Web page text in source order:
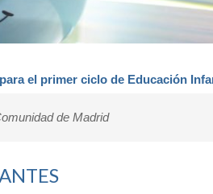
el primer ciclo de Educación
de Madrid